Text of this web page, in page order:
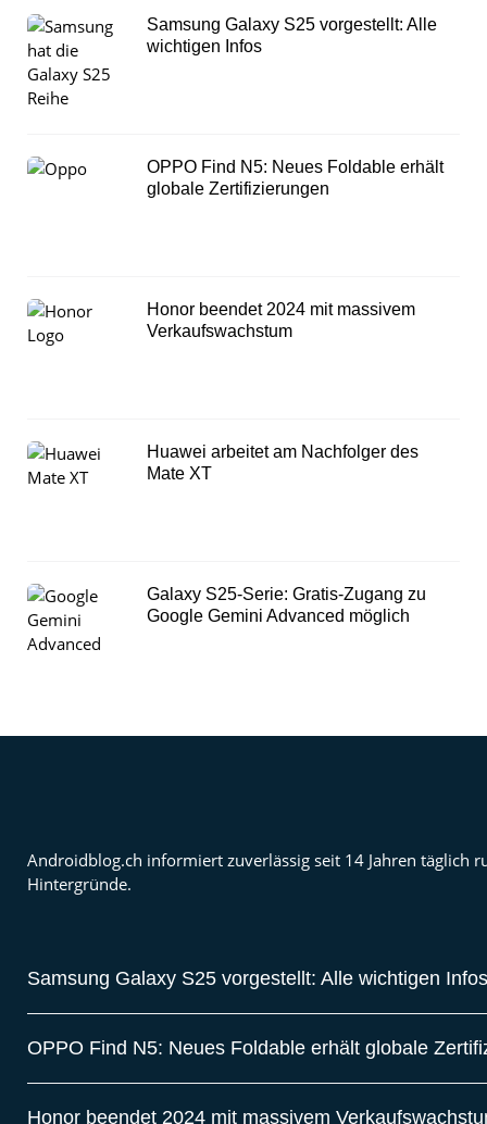
Samsung Galaxy S25 vorgestellt: Alle
wichtigen Infos
OPPO Find N5: Neues Foldable erhält
globale Zertifizierungen
Honor beendet 2024 mit massivem
Verkaufswachstum
Huawei arbeitet am Nachfolger des
Mate XT
Galaxy S25-Serie: Gratis-Zugang zu
Google Gemini Advanced möglich
Androidblog.ch informiert zuverlässig seit 14 Jahren täglich
Hintergründe.
Samsung Galaxy S25 vorgestellt: Alle wichtigen Infos
OPPO Find N5: Neues Foldable erhält globale
Honor beendet 2024 mit massivem